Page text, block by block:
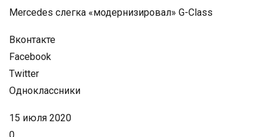
Mercedes слегка «модернизировал» G-Class
Вконтакте
Facebook
Twitter
Одноклассники
15 июля 2020